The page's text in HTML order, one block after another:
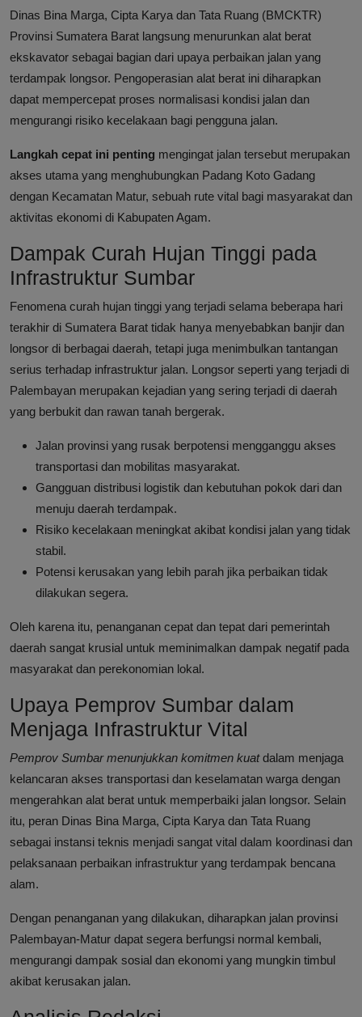
Dinas Bina Marga, Cipta Karya dan Tata Ruang (BMCKTR)
Provinsi Sumatera Barat langsung menurunkan alat berat
ekskavator sebagai bagian dari upaya perbaikan jalan yang
terdampak longsor. Pengoperasian alat berat ini diharapkan
dapat mempercepat proses normalisasi kondisi jalan dan
mengurangi risiko kecelakaan bagi pengguna jalan.
Langkah cepat ini penting mengingat jalan tersebut merupakan
akses utama yang menghubungkan Padang Koto Gadang
dengan Kecamatan Matur, sebuah rute vital bagi masyarakat dan
aktivitas ekonomi di Kabupaten Agam.
Dampak Curah Hujan Tinggi pada
Infrastruktur Sumbar
Fenomena curah hujan tinggi yang terjadi selama beberapa hari
terakhir di Sumatera Barat tidak hanya menyebabkan banjir dan
longsor di berbagai daerah, tetapi juga menimbulkan tantangan
serius terhadap infrastruktur jalan. Longsor seperti yang terjadi di
Palembayan merupakan kejadian yang sering terjadi di daerah
yang berbukit dan rawan tanah bergerak.
Jalan provinsi yang rusak berpotensi mengganggu akses
transportasi dan mobilitas masyarakat.
Gangguan distribusi logistik dan kebutuhan pokok dari dan
menuju daerah terdampak.
Risiko kecelakaan meningkat akibat kondisi jalan yang tidak
stabil.
Potensi kerusakan yang lebih parah jika perbaikan tidak
dilakukan segera.
Oleh karena itu, penanganan cepat dan tepat dari pemerintah
daerah sangat krusial untuk meminimalkan dampak negatif pada
masyarakat dan perekonomian lokal.
Upaya Pemprov Sumbar dalam
Menjaga Infrastruktur Vital
Pemprov Sumbar menunjukkan komitmen kuatdalam menjaga
kelancaran akses transportasi dan keselamatan warga dengan
mengerahkan alat berat untuk memperbaiki jalan longsor. Selain
itu, peran Dinas Bina Marga, Cipta Karya dan Tata Ruang
sebagai instansi teknis menjadi sangat vital dalam koordinasi dan
pelaksanaan perbaikan infrastruktur yang terdampak bencana
alam.
Dengan penanganan yang dilakukan, diharapkan jalan provinsi
Palembayan-Matur dapat segera berfungsi normal kembali,
mengurangi dampak sosial dan ekonomi yang mungkin timbul
akibat kerusakan jalan.